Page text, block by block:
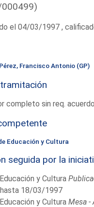
000499)
el 04/03/1997 ,
Francisco Antonio (GP)
completo sin req.
Educación y Cultura
seguida por la
y Cultura
18/03/1997
y CulturaMesa -